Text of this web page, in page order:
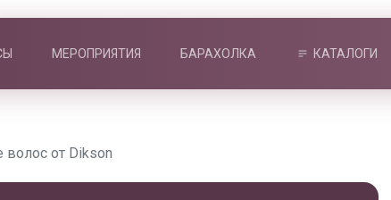
МЕРОПРИЯТИЯ БАРАХОЛКА КАТАЛОГИ
волос от Dikson